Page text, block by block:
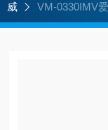
威
VM-0330IMV